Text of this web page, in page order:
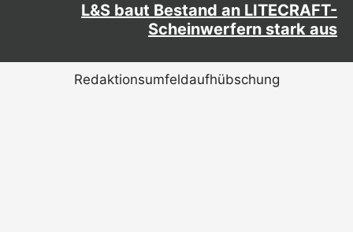
L&S baut Bestand an LITECRAFT-
Scheinwerfern stark aus
Redaktionsumfeldaufhübschung